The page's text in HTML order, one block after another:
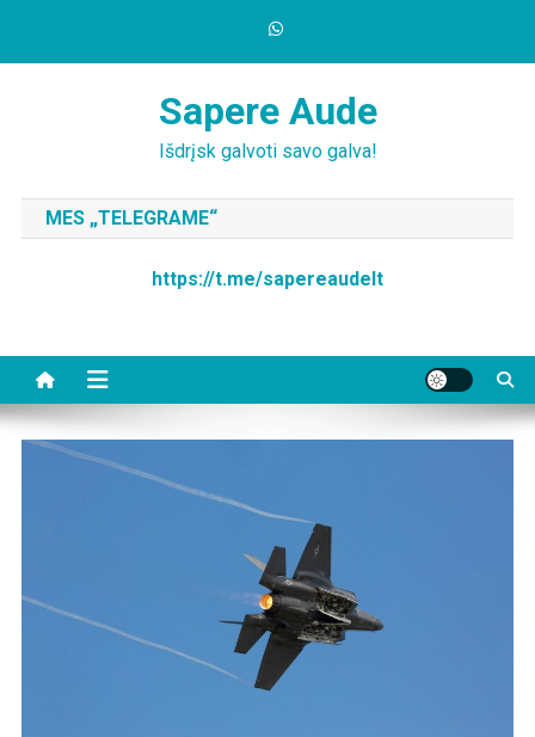
Sapere Aude
Išdrįsk galvoti savo galva!
MES „TELEGRAME“
https://t.me/sapereaudelt